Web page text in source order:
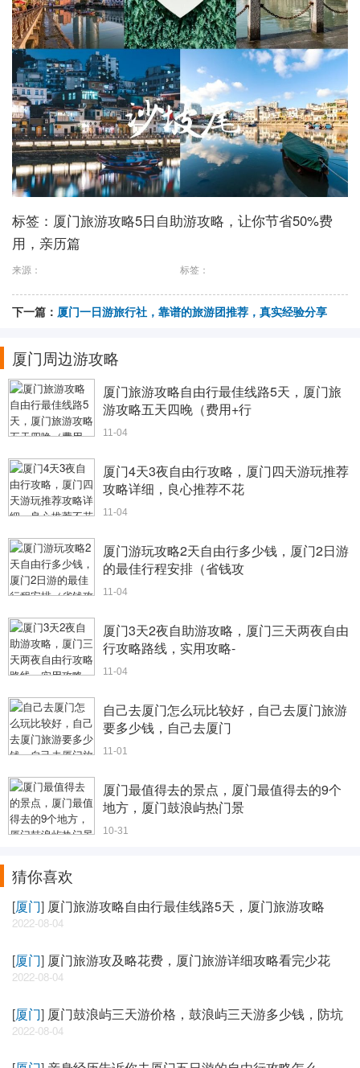
标签：厦门旅游攻略5日自助游攻略，让你节省50%费
用，亲历篇
来源： 标签：
下一篇： 厦门一日游旅行社，靠谱的旅游团推荐，真实经验分享
厦门周边游攻略
厦门旅游攻略自由行最佳线路5天，厦门旅
游攻略五天四晚（费用+行
11-04
厦门4天3夜自由行攻略，厦门四天游玩推荐
攻略详细，良心推荐不花
11-04
厦门游玩攻略2天自由行多少钱，厦门2日游
的最佳行程安排（省钱攻
11-04
厦门3天2夜自助游攻略，厦门三天两夜自由
行攻略路线，实用攻略-
11-04
自己去厦门怎么玩比较好，自己去厦门旅游
要多少钱，自己去厦门
11-01
厦门最值得去的景点，厦门最值得去的9个
地方，厦门鼓浪屿热门景
10-31
猜你喜欢
[厦门] 厦门旅游攻略自由行最佳线路5天，厦门旅游攻略
2022-08-04
[厦门] 厦门旅游攻及略花费，厦门旅游详细攻略看完少花
2022-08-04
[厦门] 厦门鼓浪屿三天游价格，鼓浪屿三天游多少钱，防坑
2022-08-04